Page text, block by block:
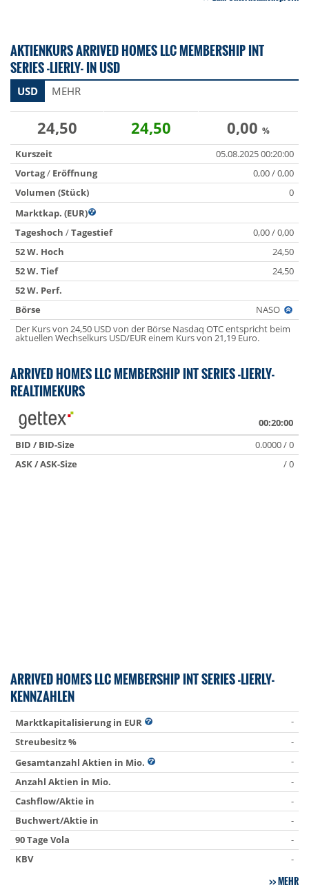
AKTIENKURS ARRIVED HOMES LLC MEMBERSHIP INT
SERIES -LIERLY- IN USD
USD MEHR
24,50 24,50 0,00 %
Kurszeit
05.08.2025 00:20:00
Vortag/ Eröffnung
0,00 / 0,00
Volumen (Stück)
0
Marktkap. (EUR)
Tageshoch /Tagestief
0,00 / 0,00
52 W. Hoch
24,50
52 W. Tief
24,50
52 W. Perf.
Börse
NASO
Der Kurs von 24,50 USD von der Börse Nasdaq OTC entspricht beim
aktuellen Wechselkurs USD/EUR einem Kurs von 21,19 Euro.
ARRIVED HOMES LLC MEMBERSHIP INT SERIES -LIERLY-
REALTIMEKURS
00:20:00
BID / BID-Size
0.0000 / 0
ASK / ASK-Size
/ 0
ARRIVED HOMES LLC MEMBERSHIP INT SERIES -LIERLY-
KENNZAHLEN
Marktkapitalisierung in EUR
-
Streubesitz %
-
Gesamtanzahl Aktien in Mio.
-
Anzahl Aktien in Mio.
-
Cashflow/Aktie in
-
Buchwert/Aktie in
-
90 Tage Vola
-
KBV
-
MEHR